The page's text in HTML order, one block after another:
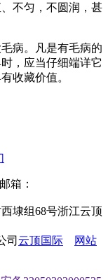
不匀，不圆润，甚
病。凡是有毛病的
，应当仔细端详它
收藏价值。
邮箱：
埭组68号浙江云顶
司 云顶国际
网站